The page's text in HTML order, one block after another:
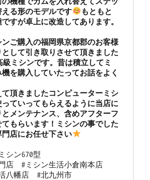
る形のモデルです
もともと
すが卓上に改造してあります。
ご購入の福岡県京都郡のお客様
として引き取りさせて頂きました
ミシンです。昔は積立してミ
を購入していたってお話をよく
て頂きましたコンピューターミシ
っていってもらえるように当店に
メンテナンス、含めアフターフ
てもらいます！ミシンの事でした
門店にお任せ下さい
シン670型
店  #ミシン生活小倉南本店
八幡店  #北九州市